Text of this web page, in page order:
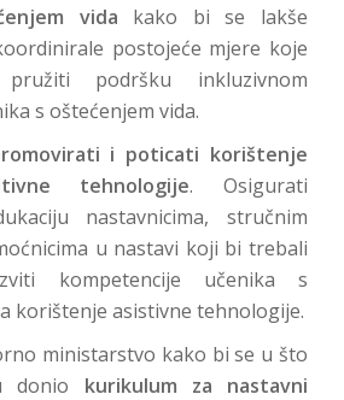
vida kako bi se lakše
postojeće mjere koje
podršku inkluzivnom
s oštećenjem vida.
i poticati korištenje
tehnologije. Osigurati
nastavnicima, stručnim
u nastavi koji bi trebali
kompetencije učenika s
korištenje asistivne tehnologije.
ministarstvo kako bi se u što
donio kurikulum za nastavni